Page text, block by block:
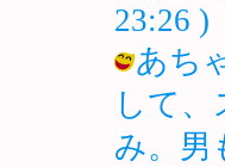
23:26 )
あち
して
み。男